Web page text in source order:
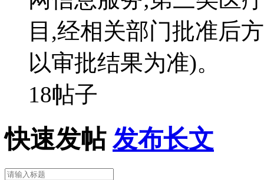
目,经相关部门批准后
以审批结果为准)。
18帖子
快速发帖 发布长文